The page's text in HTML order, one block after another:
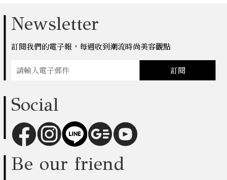
Newsletter
訂閱我們的電子報，每週收到潮流時尚美容觀點
訂閱
Social
Be our friend